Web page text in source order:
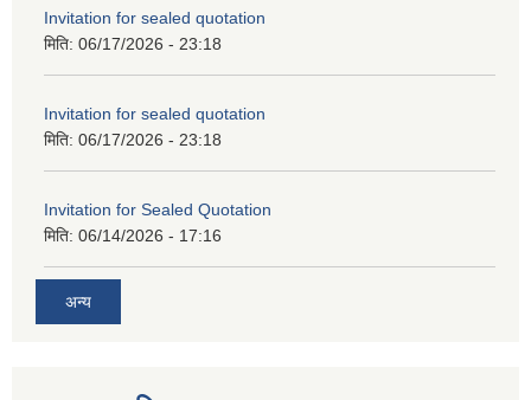
Invitation for sealed quotation
मिति: 06/17/2026 - 23:18
Invitation for sealed quotation
मिति: 06/17/2026 - 23:18
Invitation for Sealed Quotation
मिति: 06/14/2026 - 17:16
अन्य